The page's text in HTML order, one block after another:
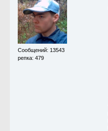
Сообщений: 13543
репка: 479